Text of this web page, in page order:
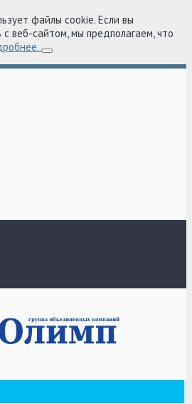
файлы cookie. Если вы
веб-сайтом, мы предполагаем, что